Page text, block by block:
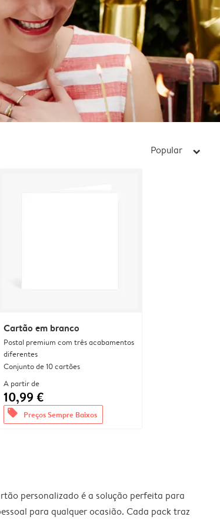
Popular arrow_right
Cartão em branco
Postal premium com três acabamentos
diferentes
Conjunto de 10 cartões
A partir de
10,99 €
offers Preços Sempre Baixos
personalizado é a solução perfeita para
para qualquer ocasião. Cada pack traz